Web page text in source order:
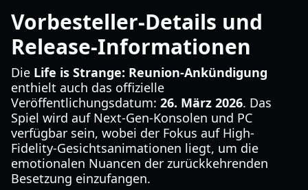
Vorbesteller-Details und
Release-Informationen
Die Life is Strange: Reunion-Ankündigung
enthielt auch das offizielle
Veröffentlichungsdatum: 26. März 2026. Das
Spiel wird auf Next-Gen-Konsolen und PC
verfügbar sein, wobei der Fokus auf High-
Fidelity-Gesichtsanimationen liegt, um die
emotionalen Nuancen der zurückkehrenden
Besetzung einzufangen.